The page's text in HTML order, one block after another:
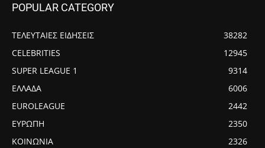
POPULAR CATEGORY
ΤΕΛΕΥΤΑΙΕΣ ΕΙΔΗΣΕΙΣ
38282
CELEBRITIES
12945
SUPER LEAGUE 1
9314
ΕΛΛΑΔΑ
6006
EUROLEAGUE
2442
ΕΥΡΩΠΗ
2350
ΚΟΙΝΩΝΙΑ
2326